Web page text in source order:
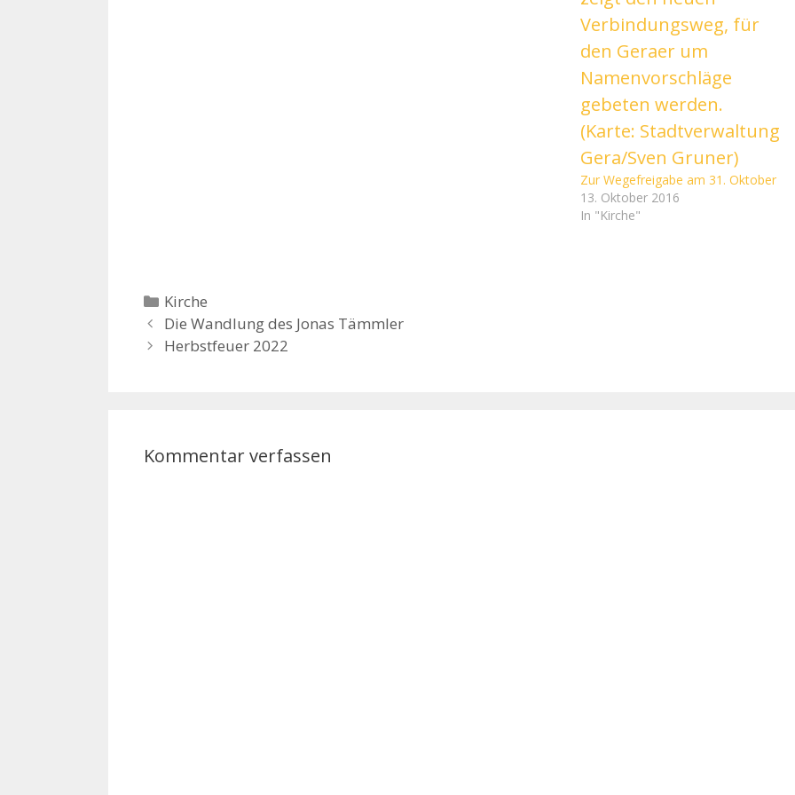
Zur Wegefreigabe am 31. Oktober
13. Oktober 2016
In "Kirche"
Kategorien
Kirche
Die Wandlung des Jonas Tämmler
Herbstfeuer 2022
Kommentar verfassen